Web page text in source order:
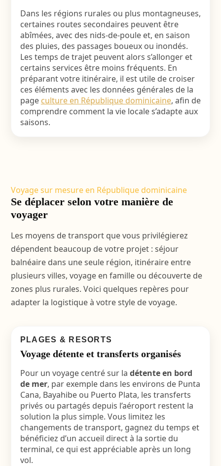
Dans les régions rurales ou plus montagneuses,
certaines routes secondaires peuvent être
abîmées, avec des nids-de-poule et, en saison
des pluies, des passages boueux ou inondés.
Les temps de trajet peuvent alors s’allonger et
certains services être moins fréquents. En
préparant votre itinéraire, il est utile de croiser
ces éléments avec les données générales de la
page culture en République dominicaine, afin de
comprendre comment la vie locale s’adapte aux
saisons.
Voyage sur mesure en République dominicaine
Se déplacer selon votre manière de
voyager
Les moyens de transport que vous privilégierez
dépendent beaucoup de votre projet : séjour
balnéaire dans une seule région, itinéraire entre
plusieurs villes, voyage en famille ou découverte de
zones plus rurales. Voici quelques repères pour
adapter la logistique à votre style de voyage.
PLAGES & RESORTS
Voyage détente et transferts organisés
Pour un voyage centré sur la détente en bord
de mer, par exemple dans les environs de Punta
Cana, Bayahibe ou Puerto Plata, les transferts
privés ou partagés depuis l’aéroport restent la
solution la plus simple. Vous limitez les
changements de transport, gagnez du temps et
bénéficiez d’un accueil direct à la sortie du
terminal, ce qui est appréciable après un long
vol.